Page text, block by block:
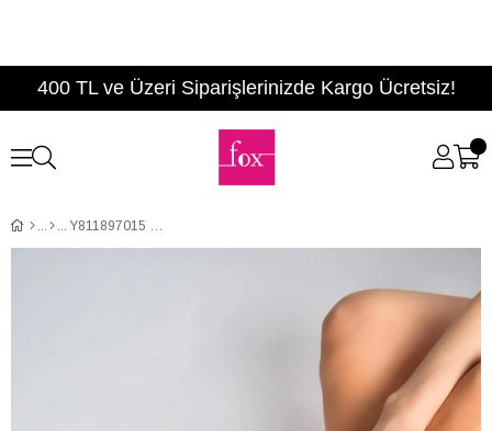
400 TL ve Üzeri Siparişlerinizde Kargo Ücretsiz!
Y811897015 Beyaz File Çiçek Motifli Kadın Babet